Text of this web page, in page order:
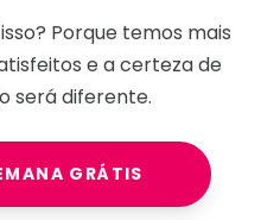
Porque temos mais
e a certeza de
será diferente.
GRÁTIS